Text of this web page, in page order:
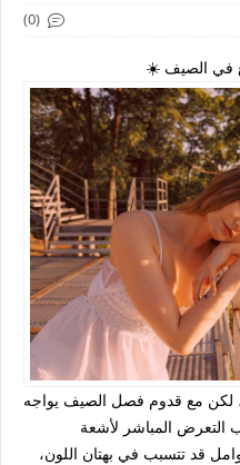
(0)
في الصيف ☀️
لكن مع قدوم فصل الصيف يواجه
التعرض المباشر لأشعة
قد تتسبب في بهتان اللون،